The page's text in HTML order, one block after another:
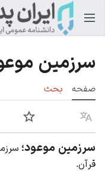
سرزمین
صفحه بحث
زبان پیگیری
سرزمین موعود؛
قرآن.‏